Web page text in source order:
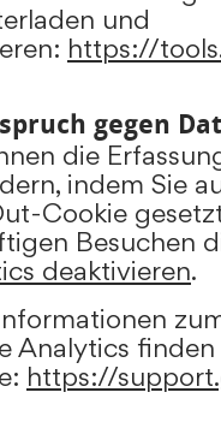
und
https://
gegen
die
indem Sie
Cookie
Besuchen
deaktivieren.
Analytics
https://